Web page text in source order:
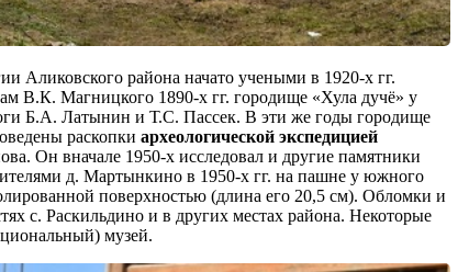
Аликовского района начато учеными в 1920-х гг.
В.К. Магницкого 1890-х гг. городище «Хула дучё» у
Б.А. Латынин и Т.С. Пассек. В эти же годы городище
раскопкиархеологической экспедицией
Он вначале 1950-х исследовал и другие памятники
д. Мартынкино в 1950-х гг. на пашне у южного
поверхностью (длина его 20,5 см). Обломки и
с. Раскильдино и в других местах района. Некоторые
музей.